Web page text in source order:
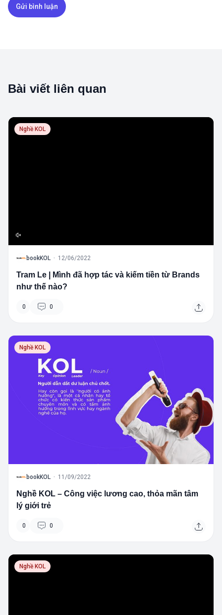
Bài viết liên quan
Nghề KOL
B bookKOL · 12/06/2022
Tram Le | Mình đã hợp tác và kiếm tiền từ Brands
như thế nào?
0 0
Nghề KOL
B bookKOL · 11/09/2022
Nghề KOL – Công việc lương cao, thỏa mãn tâm
lý giới trẻ
0 0
Nghề KOL